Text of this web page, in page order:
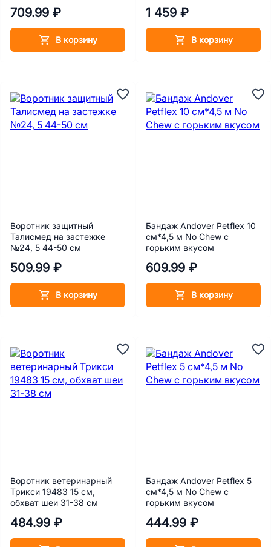
709.99 ₽
В корзину
1 459 ₽
В корзину
Воротник защитный
Талисмед на застежке
№24, 5 44-50 см
509.99 ₽
В корзину
Бандаж Andover Petflex 10
см*4,5 м No Chew с
горьким вкусом
609.99 ₽
В корзину
Воротник ветеринарный
Трикси 19483 15 см,
обхват шеи 31-38 см
484.99 ₽
Бандаж Andover Petflex 5
см*4,5 м No Chew с
горьким вкусом
444.99 ₽